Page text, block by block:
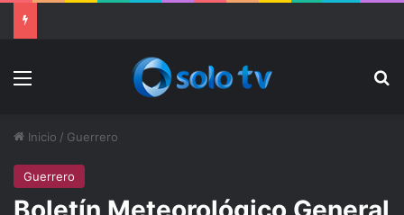
Menu
Inicio / Guerrero
Guerrero